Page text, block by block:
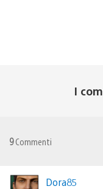
I
9Commenti
Dora85